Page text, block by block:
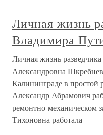
Личная жизнь
Владимира
Личная жизнь
Александровна
Калининграде в простой
Александр Абрамович
ремонтно-механическом
Тихоновна работала